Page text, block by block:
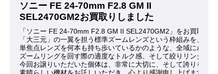
ソニー FE 24-70mm F2.8 GM II
SEL2470GM2お買取りしました
「ソニー FE 24-70mm F2.8 GM II SEL2470GM2」をお買取り
「大三元」の一翼を担う標準ズームレンズという枠組みを、
単焦点レンズを何本も持ち歩いているかのような、全域にわた
ズームリングを回す際の適度なトルク感、そして絞りリングが
今回お譲りいただいた個体は、非常に大切に、そして誇りを持